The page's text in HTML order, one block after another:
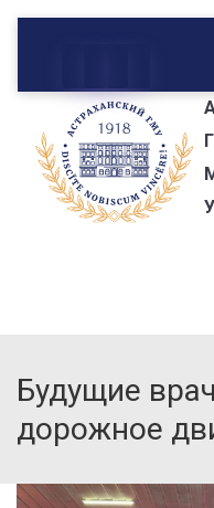
Будущие
дорожное